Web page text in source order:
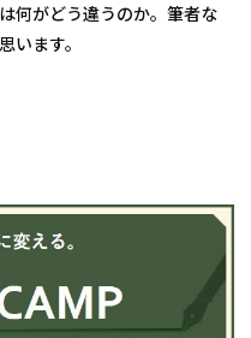
何がどう違うのか。筆者な
います。